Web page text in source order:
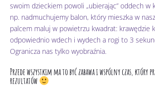
swoim dzieckiem powoli „ubierając” oddech w
np. nadmuchujemy balon, który mieszka w
palcem maluj w powietrzu kwadrat: krawędzie
odpowiednio wdech i wydech a rogi to 3
Ogranicza nas tylko wyobraźnia.
Przede wszystkim ma to być zabawa i wspólny czas, który
rezultatów